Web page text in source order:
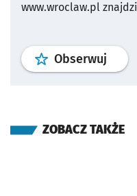
www.wroclaw.pl
Obserwuj profil
ZOBACZ TAKŻE